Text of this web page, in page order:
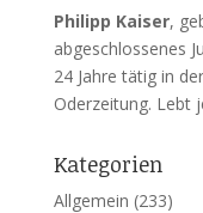
Philipp Kaiser,
abgeschlossenes
24 Jahre tätig in
Oderzeitung. Lebt
Kategorien
Allgemein (233)